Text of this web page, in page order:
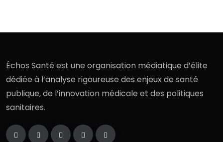
Échos Santé est une organisation médiatique d’élite
dédiée à l’analyse rigoureuse des enjeux de santé
publique, de l’innovation médicale et des politiques
sanitaires.